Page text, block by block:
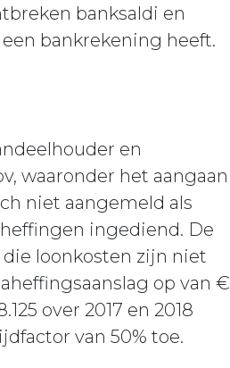
banksaldi en
bankrekening heeft.
en
waaronder het aangaan
niet aangemeld als
ingediend. De
loonkosten zijn niet
op van €
over 2017 en 2018
van 50% toe.